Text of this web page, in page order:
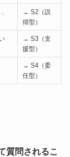
→ S2（説
得型）
→ S3（支
援型）
→ S4（委
任型）
質問されるこ